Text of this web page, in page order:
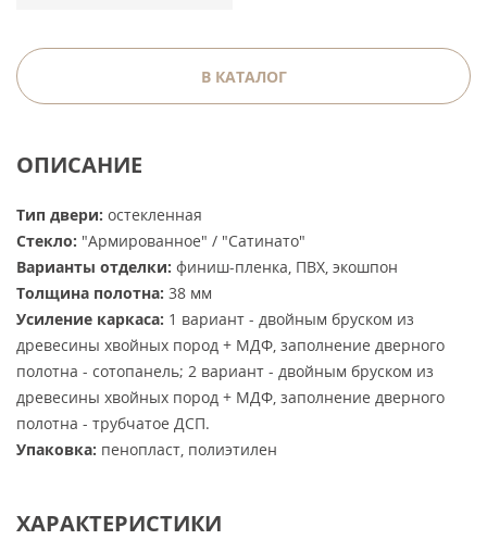
В КАТАЛОГ
ОПИСАНИЕ
Тип двери: остекленная
Стекло: "Армированное" / "Сатинато"
Варианты отделки: финиш-пленка, ПВХ, экошпон
Толщина полотна: 38 мм
Усиление каркаса: 1 вариант - двойным бруском из
древесины хвойных пород + МДФ, заполнение дверного
полотна - сотопанель; 2 вариант - двойным бруском из
древесины хвойных пород + МДФ, заполнение дверного
полотна - трубчатое ДСП.
Упаковка: пенопласт, полиэтилен
ХАРАКТЕРИСТИКИ